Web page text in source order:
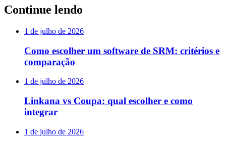
Continue lendo
1 de julho de 2026
Como escolher um software de SRM: critérios e
comparação
1 de julho de 2026
Linkana vs Coupa: qual escolher e como
integrar
1 de julho de 2026